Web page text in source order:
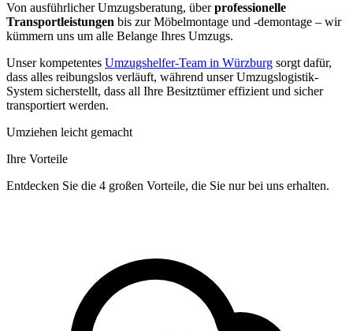
Von ausführlicher Umzugsberatung, überprofessionelle
Transportleistungen bis zur Möbelmontage und -demontage – wir
kümmern uns um alle Belange Ihres Umzugs.
Unser kompetentes Umzugshelfer-Team in Würzburg sorgt dafür,
dass alles reibungslos verläuft, während unser Umzugslogistik-
System sicherstellt, dass all Ihre Besitztümer effizient und sicher
transportiert werden.
Umziehen leicht gemacht
Ihre Vorteile
Entdecken Sie die 4 großen Vorteile, die Sie nur bei uns erhalten.